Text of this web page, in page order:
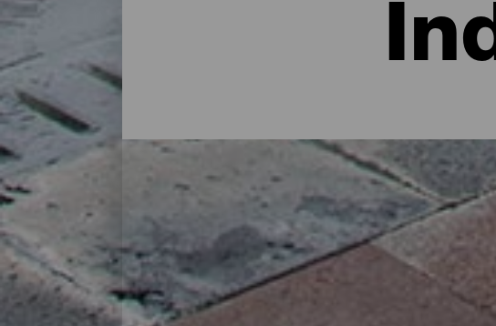
Indkvartering på La Palma:
I et hus på landet midt i naturen, i en lejlighed ved
alternativer til alle slags rejsende på sine lidt mere end